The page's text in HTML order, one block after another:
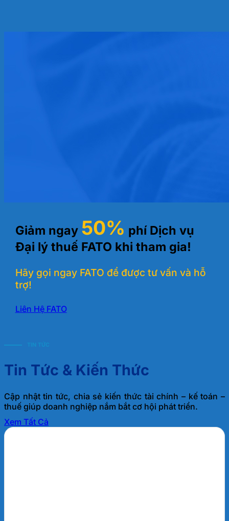
Giảm ngay 50% phí Dịch vụ
Đại lý thuế FATO khi tham gia!
Hãy gọi ngay FATO để được tư vấn và hỗ
trợ!
Liên Hệ FATO
TIN TỨC
Tin Tức & Kiến Thức
Cập nhật tin tức, chia sẻ kiến thức tài chính – kế toán –
thuế giúp doanh nghiệp nắm bắt cơ hội phát triển.
Xem Tất Cả